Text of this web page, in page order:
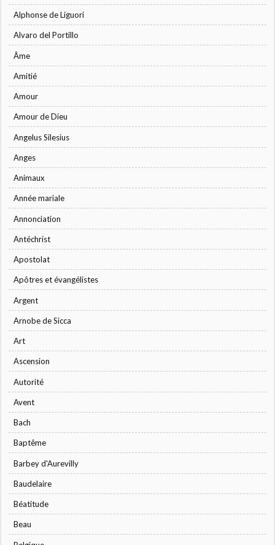
Alphonse de Liguori
Alvaro del Portillo
Âme
Amitié
Amour
Amour de Dieu
Angelus Silesius
Anges
Animaux
Année mariale
Annonciation
Antéchrist
Apostolat
Apôtres et évangélistes
Argent
Arnobe de Sicca
Art
Ascension
Autorité
Avent
Bach
Baptême
Barbey d'Aurevilly
Baudelaire
Béatitude
Beau